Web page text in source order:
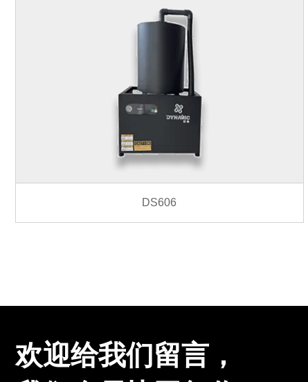
DS606
欢迎给我们留言，